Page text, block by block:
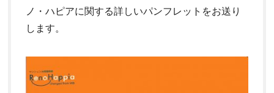
ノ・ハピアに関する詳しいパンフレットをお送り
します。